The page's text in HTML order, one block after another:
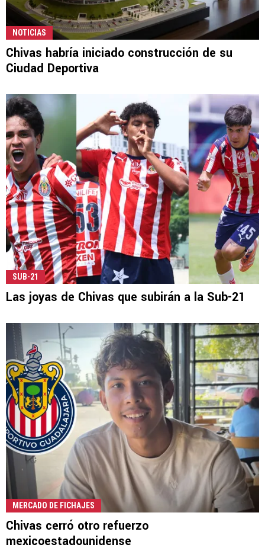
NOTICIAS
Chivas habría iniciado construcción de su
Ciudad Deportiva
SUB-21
Las joyas de Chivas que subirán a la Sub-21
MERCADO DE FICHAJES
Chivas cerró otro refuerzo
mexicoestadounidense